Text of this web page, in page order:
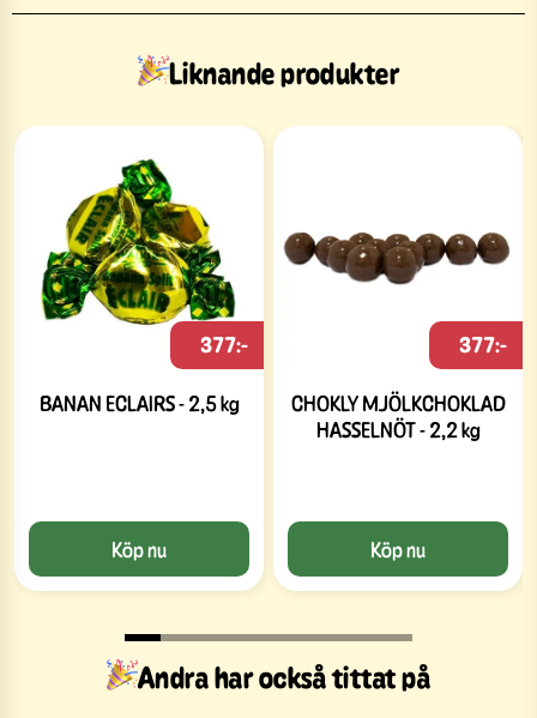
Liknande produkter
BANAN ECLAIRS - 2,5 kg
377:-
Köp nu
CHOKLY MJÖLKCHOKLAD
HASSELNÖT - 2,2 kg
377:-
Köp nu
Andra har också tittat på